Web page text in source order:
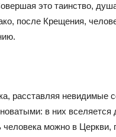
это таинство,
после Крещения,
расставляя невидимые
в них вселяется
человека можно в